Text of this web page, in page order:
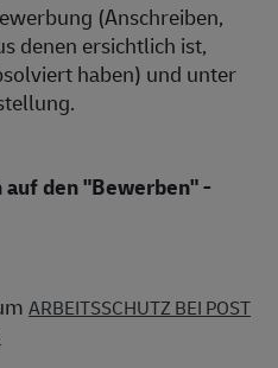
(Anschreiben,
denen ersichtlich ist,
haben) und unter
den "Bewerben" -
ARBEITSSCHUTZ BEI POST